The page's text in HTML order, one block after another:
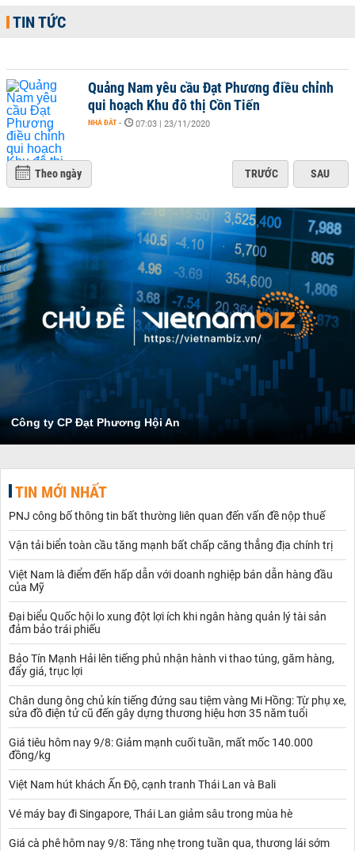
TIN TỨC
Quảng Nam yêu cầu Đạt Phương điều chỉnh
qui hoạch Khu đô thị Cồn Tiến
NHÀ ĐẤT - 07:03 | 23/11/2020
Theo ngày TRƯỚC SAU
Công ty CP Đạt Phương Hội An
TIN MỚI NHẤT
PNJ công bố thông tin bất thường liên quan đến vấn đề nộp thuế
Vận tải biển toàn cầu tăng mạnh bất chấp căng thẳng địa chính trị
Việt Nam là điểm đến hấp dẫn với doanh nghiệp bán dẫn hàng đầu
của Mỹ
Đại biểu Quốc hội lo xung đột lợi ích khi ngân hàng quản lý tài sản
đảm bảo trái phiếu
Bảo Tín Mạnh Hải lên tiếng phủ nhận hành vi thao túng, găm hàng,
đẩy giá, trục lợi
Chân dung ông chủ kín tiếng đứng sau tiệm vàng Mi Hồng: Từ phụ xe,
sửa đồ điện tử cũ đến gây dựng thương hiệu hơn 35 năm tuổi
Giá tiêu hôm nay 9/8: Giảm mạnh cuối tuần, mất mốc 140.000
đồng/kg
Việt Nam hút khách Ấn Độ, cạnh tranh Thái Lan và Bali
Vé máy bay đi Singapore, Thái Lan giảm sâu trong mùa hè
Giá cà phê hôm nay 9/8: Tăng nhẹ trong tuần qua, thương lái sớm